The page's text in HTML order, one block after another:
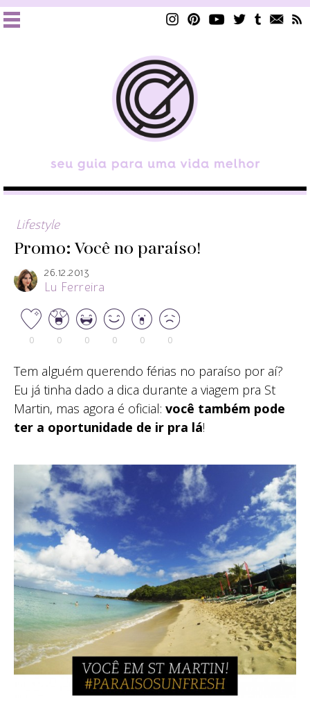
Lifestyle
Promo: Você no paraíso!
26.12.2013
Lu Ferreira
0 0 0 0 0 0
Tem alguém querendo férias no paraíso por aí?
Eu já tinha dado a dica durante a viagem pra St
Martin, mas agora é oficial: você também pode
ter a oportunidade de ir pra lá!